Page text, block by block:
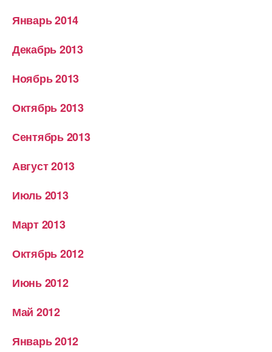
Январь 2014
Декабрь 2013
Ноябрь 2013
Октябрь 2013
Сентябрь 2013
Август 2013
Июль 2013
Март 2013
Октябрь 2012
Июнь 2012
Май 2012
Январь 2012